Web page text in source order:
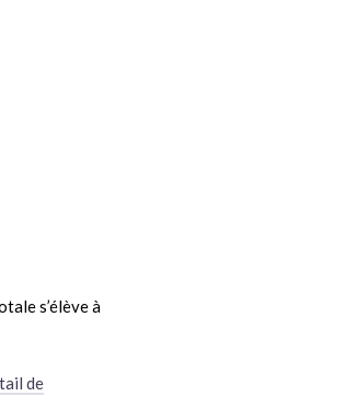
s’élève à
de